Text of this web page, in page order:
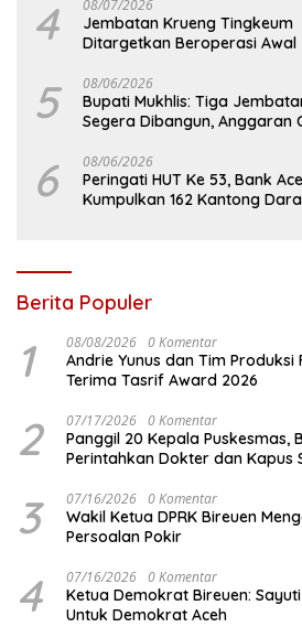
4 08/07/2026
Jembatan Krueng Tingkeum
Ditargetkan Beroperasi Awal
5 08/06/2026
Bupati Mukhlis: Tiga
Segera Dibangun, Anggaran
6 08/06/2026
Peringati HUT Ke 53, Bank
Kumpulkan 162 Kantong
Berita Populer
1 08/08/2026 0 Komentar
Andrie Yunus dan Tim Produksi
Terima Tasrif Award 2026
2 07/17/2026 0 Komentar
Panggil 20 Kepala Puskesmas,
Perintahkan Dokter dan Kapus
3 07/16/2026 0 Komentar
Wakil Ketua DPRK Bireuen
Persoalan Pokir
4 07/16/2026 0 Komentar
Ketua Demokrat Bireuen:
Untuk Demokrat Aceh